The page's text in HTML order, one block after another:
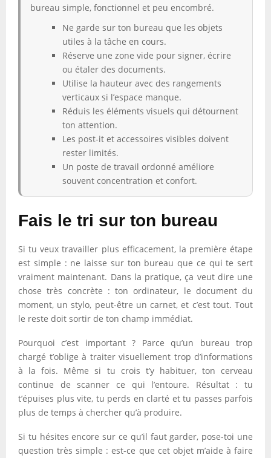
bureau simple, fonctionnel et peu encombré.
Ne garde sur ton bureau que les objets
utiles à la tâche en cours.
Réserve une zone vide pour signer, écrire
ou étaler des documents.
Utilise la hauteur avec des rangements
verticaux si l’espace manque.
Réduis les éléments visuels qui détournent
ton attention.
Les post-it et accessoires visibles doivent
rester limités.
Un poste de travail ordonné améliore
souvent concentration et confort.
Fais le tri sur ton bureau
Si tu veux travailler plus efficacement, la première étape
est simple : ne laisse sur ton bureau que ce qui te sert
vraiment maintenant. Dans la pratique, ça veut dire une
chose très concrète : ton ordinateur, le document du
moment, un stylo, peut-être un carnet, et c’est tout. Tout
le reste doit sortir de ton champ immédiat.
Pourquoi c’est important ? Parce qu’un bureau trop
chargé t’oblige à traiter visuellement trop d’informations
à la fois. Même si tu crois t’y habituer, ton cerveau
continue de scanner ce qui l’entoure. Résultat : tu
t’épuises plus vite, tu perds en clarté et tu passes parfois
plus de temps à chercher qu’à produire.
Si tu hésites encore sur ce qu’il faut garder, pose-toi une
question très simple : est-ce que cet objet m’aide à faire